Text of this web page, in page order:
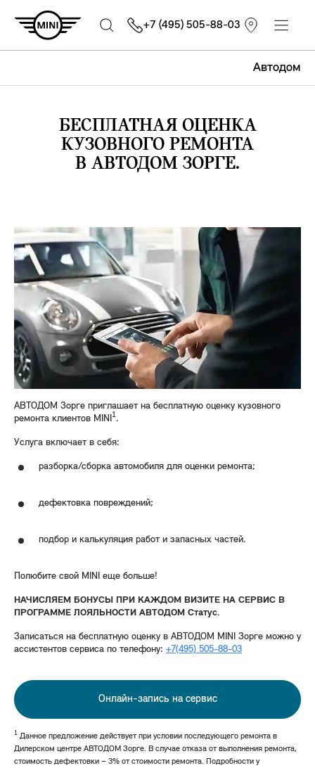
Автодом
+7 (495) 505-88-03
БЕСПЛАТНАЯ ОЦЕНКА
КУЗОВНОГО РЕМОНТА
В АВТОДОМ ЗОРГЕ.
АВТОДОМ Зорге приглашает на бесплатную оценку кузовного
ремонта клиентов MINI 1.
Услуга включает в себя:
разборка/сборка автомобиля для оценки ремонта;
дефектовка повреждений;
подбор и калькуляция работ и запасных частей.
Полюбите свой MINI еще больше!
НАЧИСЛЯЕМ БОНУСЫ ПРИ КАЖДОМ ВИЗИТЕ НА СЕРВИС В
ПРОГРАММЕ ЛОЯЛЬНОСТИ АВТОДОМ Статус.
Записаться на бесплатную оценку в АВТОДОМ MINI Зорге можно у
ассистентов сервиса по телефону: +7(495) 505-88-03
Онлайн-запись на сервис
1 Данное предложение действует при условии последующего ремонта в
Дилерском центре АВТОДОМ Зорге. В случае отказа от выполнения ремонта,
стоимость дефектовки – 3% от стоимости ремонта. Подробности у